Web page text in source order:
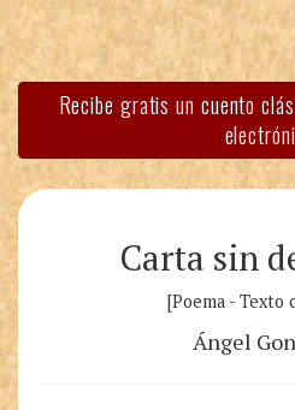
Recibe gratis un cuento
Carta sin
[Poema - Texto
Ángel